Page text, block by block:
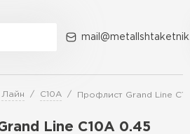
Лайн С10A Профлист Grand Line
Line C10A 0.45
Акции О компании Контакты